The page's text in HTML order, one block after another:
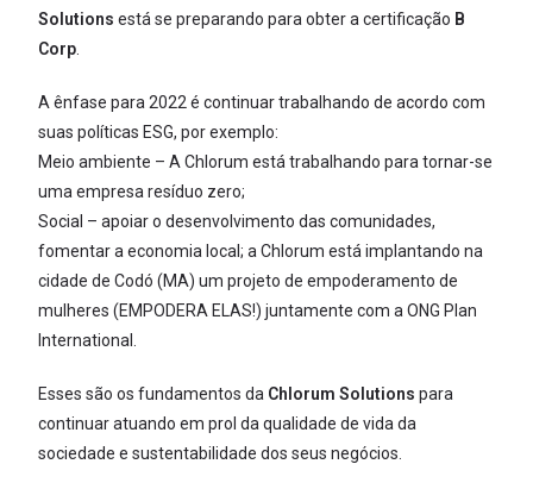
Solutions está se preparando para obter a certificação B
Corp
A ênfase para 2022 é continuar trabalhando de acordo com
suas políticas ESG, por exemplo:
Meio ambiente – A Chlorum está trabalhando para tornar-se
uma empresa resíduo zero;
Social – apoiar o desenvolvimento das comunidades,
fomentar a economia local; a Chlorum está implantando na
cidade de Codó (MA) um projeto de empoderamento de
mulheres (EMPODERA ELAS!) juntamente com a ONG Plan
International.
Esses são os fundamentos da Chlorum Solutions para
continuar atuando em prol da qualidade de vida da
sociedade e sustentabilidade dos seus negócios.